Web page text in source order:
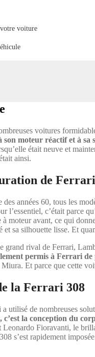
voiture
voitures
son moteur réactif et à sa
était neuve et
ainsi.
de Ferrari
années 60, tous les
l’essentiel, c’était parce
moteur avant, ce qui
et sa silhouette lisse. Et
grand rival de Ferrari,
permis à Ferrari
Et parce que cette
la Ferrari 308
utilisé de nombreuses
la conception du
Fioravanti, le
s’est rapidement